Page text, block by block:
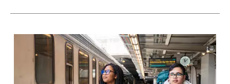
Aktuella artiklar